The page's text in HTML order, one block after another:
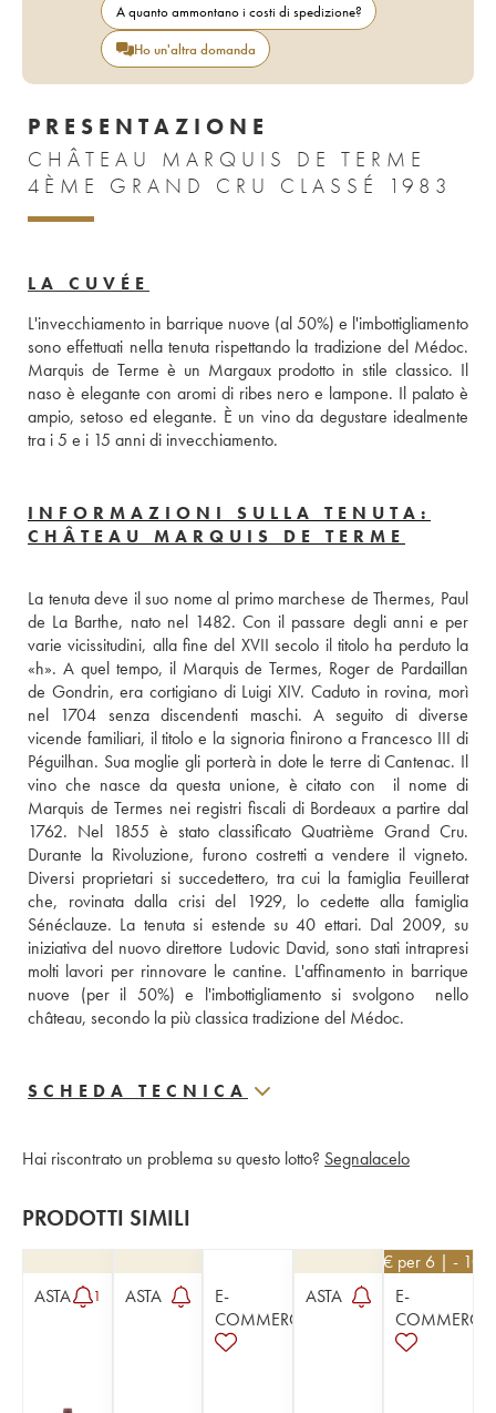
A quanto ammontano i costi di spedizione?
Ho un'altra domanda
PRESENTAZIONE
CHÂTEAU MARQUIS DE TERME
4ÈME GRAND CRU CLASSÉ 1983
LA CUVÉE
L'invecchiamento in barrique nuove (al 50%) e l'imbottigliamento
sono effettuati nella tenuta rispettando la tradizione del Médoc.
Marquis de Terme è un Margaux prodotto in stile classico. Il
naso è elegante con aromi di ribes nero e lampone. Il palato è
ampio, setoso ed elegante. È un vino da degustare idealmente
tra i 5 e i 15 anni di invecchiamento.
INFORMAZIONI SULLA TENUTA:
CHÂTEAU MARQUIS DE TERME
La tenuta deve il suo nome al primo marchese de Thermes, Paul
de La Barthe, nato nel 1482. Con il passare degli anni e per
varie vicissitudini, alla fine del XVII secolo il titolo ha perduto la
«h». A quel tempo, il Marquis de Termes, Roger de Pardaillan
de Gondrin, era cortigiano di Luigi XIV. Caduto in rovina, morì
nel 1704 senza discendenti maschi. A seguito di diverse
vicende familiari, il titolo e la signoria finirono a Francesco III di
Péguilhan. Sua moglie gli porterà in dote le terre di Cantenac. Il
vino che nasce da questa unione, è citato con  il nome di
Marquis de Termes nei registri fiscali di Bordeaux a partire dal
1762. Nel 1855 è stato classificato Quatrième Grand Cru.
Durante la Rivoluzione, furono costretti a vendere il vigneto.
Diversi proprietari si succedettero, tra cui la famiglia Feuillerat
che, rovinata dalla crisi del 1929, lo cedette alla famiglia
Sénéclauze. La tenuta si estende su 40 ettari. Dal 2009, su
iniziativa del nuovo direttore Ludovic David, sono stati intrapresi
molti lavori per rinnovare le cantine. L'affinamento in barrique
nuove (per il 50%) e l'imbottigliamento si svolgono  nello
château, secondo la più classica tradizione del Médoc.
SCHEDA TECNICA
Hai riscontrato un problema su questo lotto? Segnalacelo
PRODOTTI SIMILI
ASTA 1 ASTA
E-
COMMERCE
ASTA
€ per 6 | - 10%
E-
COMMERCE